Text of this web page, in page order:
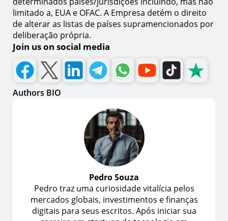
limitado a, EUA e OFAC. A Empresa detém o direito
de alterar as listas de países supramencionados por
deliberação própria.
Join us on social media
Authors BIO
Pedro Souza
Pedro traz uma curiosidade vitalícia pelos
mercados globais, investimentos e finanças
digitais para seus escritos. Após iniciar sua